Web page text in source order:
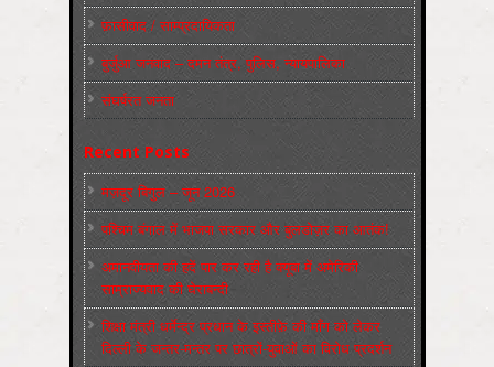
फ़ासीवाद / साम्‍प्रदायिकता
बुर्जुआ जनवाद – दमन तंत्र, पुलिस, न्‍यायपालिका
संघर्षरत जनता
Recent Posts
मज़दूर बिगुल – जून 2026
पश्चिम बंगाल में भाजपा सरकार और बुलडोज़र का आतंक!
अमानवीयता की हदें पार कर रही है क्यूबा में अमेरिकी
साम्राज्यवाद की घेराबन्दी
शिक्षा मंत्री धर्मेन्द्र प्रधान के इस्तीफ़े की माँग को लेकर
दिल्ली के जन्तर-मन्तर पर छात्रों-युवाओं का विरोध प्रदर्शन